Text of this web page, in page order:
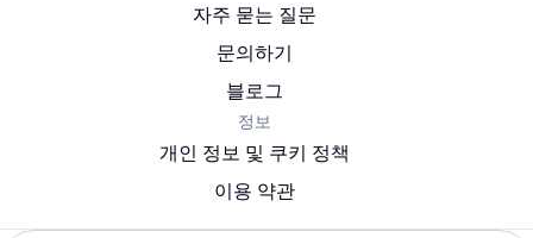
자주 묻는 질문
문의하기
블로그
정보
개인 정보 및 쿠키 정책
이용 약관